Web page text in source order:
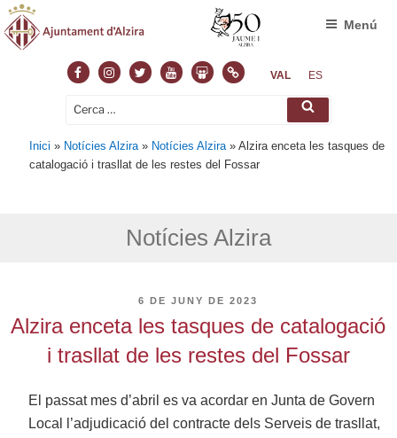
FacebookInstagram
TwitterYoutubeSlideshare
NormasVAL ES
Cerca: Cerca
Menú
Inici » Notícies Alzira » Notícies Alzira »Alzira enceta les tasques de
catalogació i trasllat de les restes del Fossar
Notícies Alzira
PUBLICAT
6 DE JUNY DE 2023
Alzira enceta les tasques de catalogació
i trasllat de les restes del Fossar
El passat mes d’abril es va acordar en Junta de Govern
Local l’adjudicació del contracte dels Serveis de trasllat,